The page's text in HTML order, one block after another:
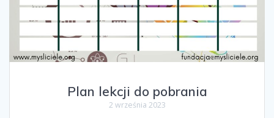
Plan lekcji do pobrania
2 września 2023